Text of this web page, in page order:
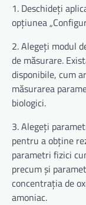
1. Deschideți
opțiunea
2. Alegeți modul
de măsurare.
disponibile, cum
măsurarea
biologici.
3. Alegeți
pentru a obține
parametri fizici
precum și
concentrația de
amoniac.